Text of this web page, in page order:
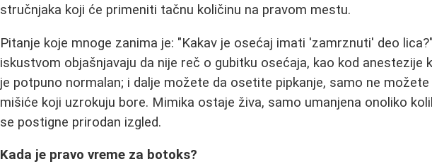
stručnjaka koji će primeniti tačnu količinu na pravom mestu.
Pitanje koje mnoge zanima je: "Kakav je osećaj imati 'zamrznuti' deo
iskustvom objašnjavaju da nije reč o gubitku osećaja, kao kod anestezije
je potpuno normalan; i dalje možete da osetite pipkanje, samo ne
mišiće koji uzrokuju bore. Mimika ostaje živa, samo umanjena onoliko
se postigne prirodan izgled.
Kada je pravo vreme za botoks?